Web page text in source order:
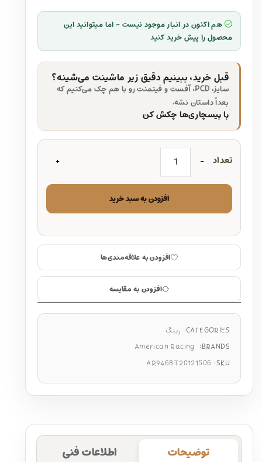
هم اکنون در انبار موجود نیست - اما میتوانید این
محصول را پیش خرید کنید
قبل خرید، ببینیم دقیق زیر ماشینت می‌شینه؟
سایز، PCD، آفست و فیتمنت رو با هم چک می‌کنیم که
بعداً داستان نشه.
با بیسچاری‌ها چکش کن
تعداد
افزودن به سبد خرید
افزودن به علاقه‌مندی‌ها
افزودن به مقایسه
CATEGORIES: رینگ
BRANDS:
American Racing
SKU:
AR946BT20121506
توضیحات اطلاعات فنی